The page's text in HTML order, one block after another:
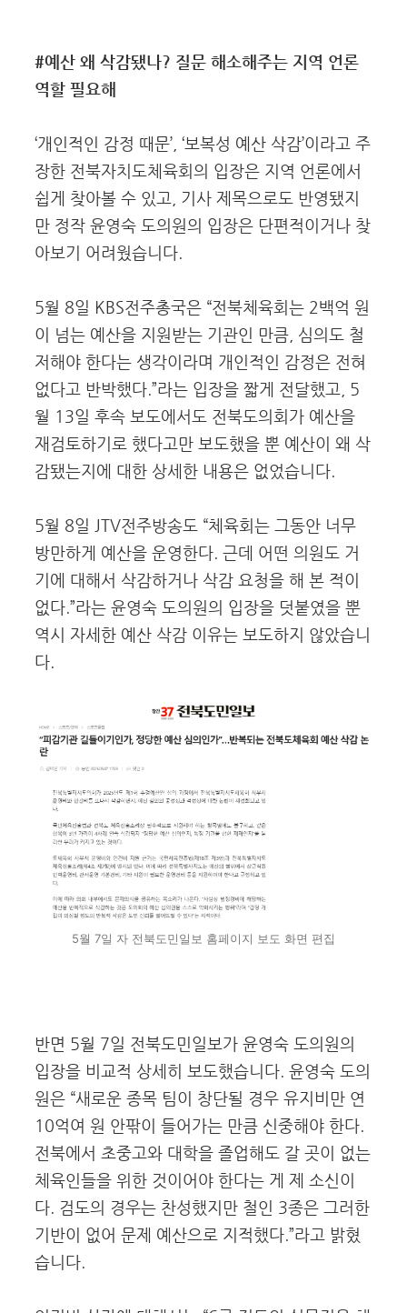
#예산 왜 삭감됐나? 질문 해소해주는 지역 언론
역할 필요해
‘개인적인 감정 때문’, ‘보복성 예산 삭감’이라고 주
장한 전북자치도체육회의 입장은 지역 언론에서
쉽게 찾아볼 수 있고, 기사 제목으로도 반영됐지
만 정작 윤영숙 도의원의 입장은 단편적이거나 찾
아보기 어려웠습니다.
5월 8일 KBS전주총국은 “전북체육회는 2백억 원
이 넘는 예산을 지원받는 기관인 만큼, 심의도 철
저해야 한다는 생각이라며 개인적인 감정은 전혀
없다고 반박했다.”라는 입장을 짧게 전달했고, 5
월 13일 후속 보도에서도 전북도의회가 예산을
재검토하기로 했다고만 보도했을 뿐 예산이 왜 삭
감됐는지에 대한 상세한 내용은 없었습니다.
5월 8일 JTV전주방송도 “체육회는 그동안 너무
방만하게 예산을 운영한다. 근데 어떤 의원도 거
기에 대해서 삭감하거나 삭감 요청을 해 본 적이
없다.”라는 윤영숙 도의원의 입장을 덧붙였을 뿐
역시 자세한 예산 삭감 이유는 보도하지 않았습니
다.
5월 7일 자 전북도민일보 홈페이지 보도 화면 편집
반면 5월 7일 전북도민일보가 윤영숙 도의원의
입장을 비교적 상세히 보도했습니다. 윤영숙 도의
원은 “새로운 종목 팀이 창단될 경우 유지비만 연
10억여 원 안팎이 들어가는 만큼 신중해야 한다.
전북에서 초중고와 대학을 졸업해도 갈 곳이 없는
체육인들을 위한 것이어야 한다는 게 제 소신이
다. 검도의 경우는 찬성했지만 철인 3종은 그러한
기반이 없어 문제 예산으로 지적했다.”라고 밝혔
습니다.